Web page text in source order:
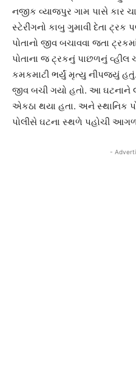
નજીક વ્યાજપુર ગામ પાસે કાર
સ્ટેરીંગનો કાબુ ગુમાવી દેતા ટ્રક
પોતાનો જીવ બચાવવા જતા
પોતાના જ ટ્રકનું પાછળનું વ્હીલ
કમકમાટી ભર્યું મૃત્યુ નીપજ્યું
જીવ બચી ગયો હતો. આ ઘટનાને
એકઠા થયા હતા. અને સ્થાનિક
પોલીસે ઘટના સ્થળે પહોચી
-